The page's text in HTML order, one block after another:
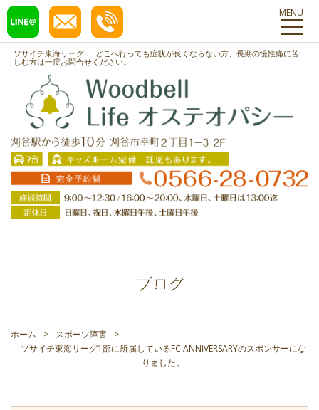
ソサイチ東海リーグ...|どこへ行っても症状が良くならない方、長期の慢性痛に苦
しむ方は一度お問合せください。
ブログ
ホーム > スポーツ障害
>
ソサイチ東海リーグ1部に所属しているFC ANNIVERSARYのスポンサーにな
りました。